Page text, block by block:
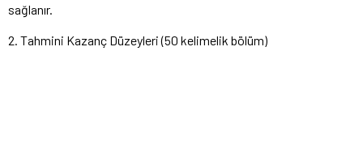
sağlanır.
2. Tahmini Kazanç Düzeyleri (50 kelimelik bölüm)